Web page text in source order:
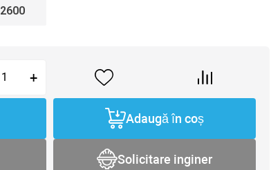
2600
+
Adaugă în coș
Solicitare inginer